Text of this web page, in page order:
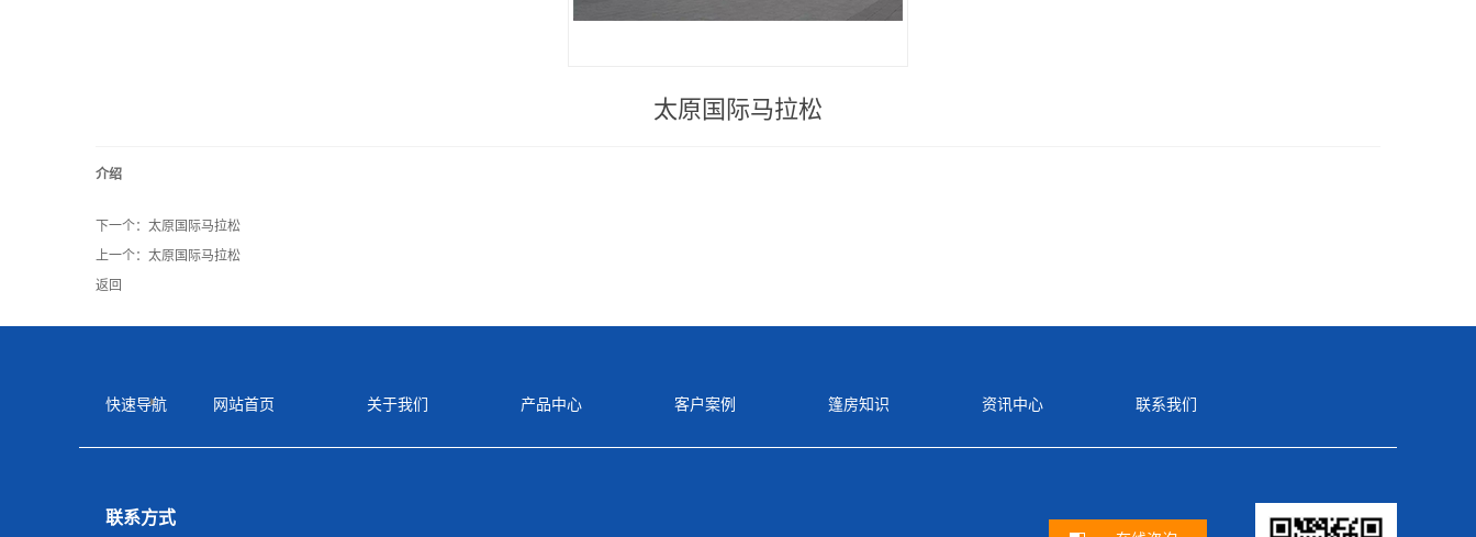
太原国际马拉松
介绍
下一个： 太原国际马拉松
上一个： 太原国际马拉松
返回
快速导航 网站首页 关于我们 产品中心 客户案例 篷房知识 资讯中心 联系我们
联系方式